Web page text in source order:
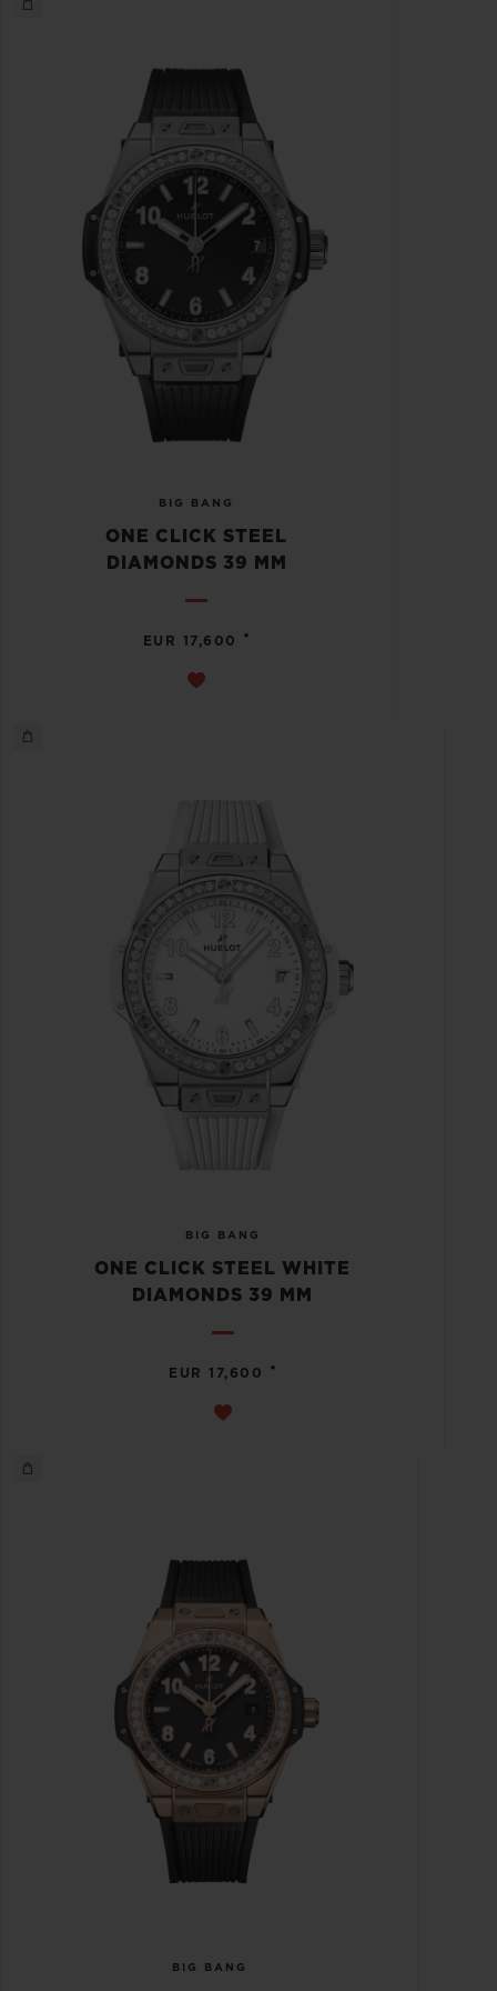
BIG BANG
ONE CLICK STEEL
DIAMONDS 39 MM
EUR 17,600 •
BIG BANG
ONE CLICK STEEL WHITE
DIAMONDS 39 MM
EUR 17,600 •
BIG BANG